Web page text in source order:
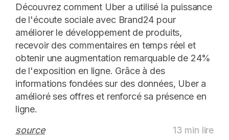
Découvrez comment Uber a utilisé la puissance
de l'écoute sociale avec Brand24 pour
améliorer le développement de produits,
recevoir des commentaires en temps réel et
obtenir une augmentation remarquable de 24%
de l'exposition en ligne. Grâce à des
informations fondées sur des données, Uber a
amélioré ses offres et renforcé sa présence en
ligne.
source
13 min lire